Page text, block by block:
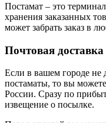
Постамат – это
хранения заказанных
может забрать заказ в
Почтовая доставка
Если в вашем городе не
постаматы, то вы можете
России. Сразу по
извещение о посылке.